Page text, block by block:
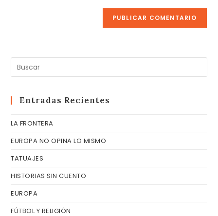
Entradas Recientes
LA FRONTERA
EUROPA NO OPINA LO MISMO
TATUAJES
HISTORIAS SIN CUENTO
EUROPA
FÚTBOL Y RELIGIÓN